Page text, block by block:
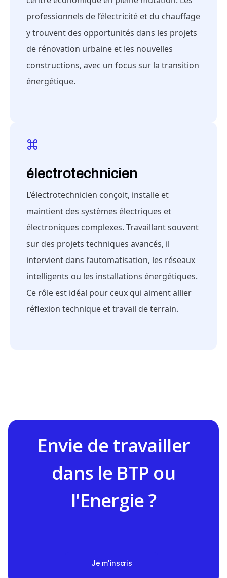
professionnels de l’électricité et du chauffage
y trouvent des opportunités dans les projets
de rénovation urbaine et les nouvelles
constructions, avec un focus sur la transition
énergétique.
électrotechnicien
L’électrotechnicien conçoit, installe et
maintient des systèmes électriques et
électroniques complexes. Travaillant souvent
sur des projets techniques avancés, il
intervient dans l’automatisation, les réseaux
intelligents ou les installations énergétiques.
Ce rôle est idéal pour ceux qui aiment allier
réflexion technique et travail de terrain.
Envie de travailler
dans le BTP ou
l'Energie ?
Je m'inscris